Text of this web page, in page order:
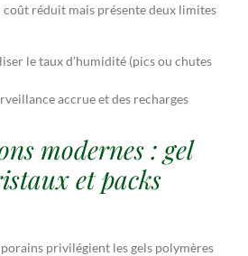
coût réduit mais présente deux limites
le taux d’humidité (pics ou chutes
accrue et des recharges
modernes : gel
et packs
privilégient les gels polymères